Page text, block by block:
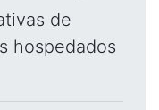
de
hospedados